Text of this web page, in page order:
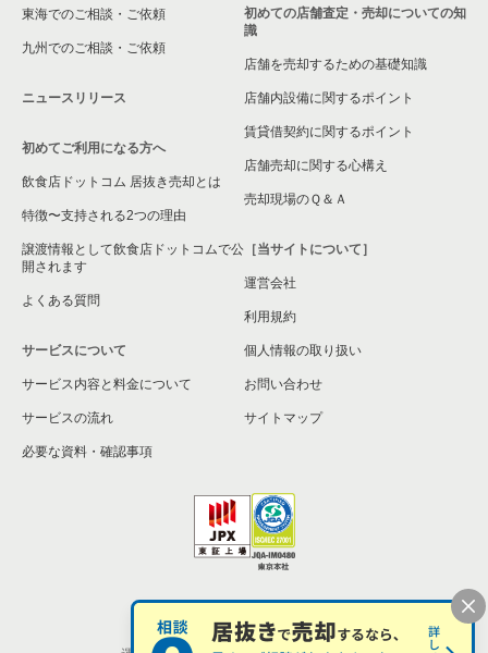
横浜市旭区の飲食店の居抜き売却物件の案件一覧
横浜市緑区の飲食店の居抜き売却物件の案件一覧
平塚市の飲食店の居抜き売却物件の案件一覧
横浜市港南区の飲食店の居抜き売却物件の案件一覧
横須賀市の飲食店の居抜き売却物件の案件一覧
三浦市の飲食店の居抜き売却物件の案件一覧
藤沢市の飲食店の居抜き売却物件の案件一覧
横浜市栄区の飲食店の居抜き売却物件の案件一覧
横浜市瀬谷区の飲食店の居抜き売却物件の案件一覧
座間市の飲食店の居抜き売却物件の案件一覧
横浜市戸塚区の飲食店の居抜き売却物件の案件一覧
東海でのご相談・ご依頼
九州でのご相談・ご依頼
ニュースリリース
初めてご利用になる方へ
飲食店ドットコム 居抜き売却とは
特徴〜支持される2つの理由
譲渡情報として飲食店ドットコムで公
開されます
よくある質問
サービスについて
サービス内容と料金について
サービスの流れ
必要な資料・確認事項
初めての店舗査定・売却についての知
識
店舗を売却するための基礎知識
店舗内設備に関するポイント
賃貸借契約に関するポイント
店舗売却に関する心構え
売却現場のＱ＆Ａ
［当サイトについて］
運営会社
利用規約
個人情報の取り扱い
お問い合わせ
サイトマップ
個人情報の取扱い